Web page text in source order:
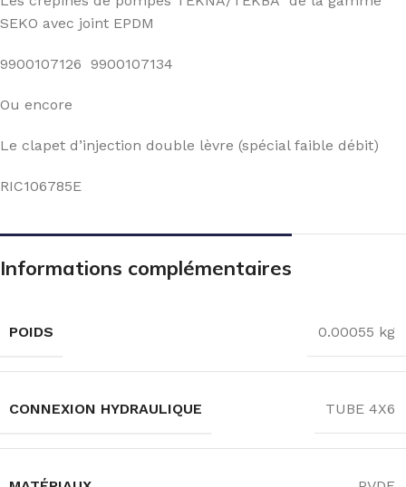
SEKO avec joint EPDM
9900107126 9900107134
Ou encore
Le clapet d’injection double lèvre (spécial faible débit)
RIC106785E
Informations complémentaires
POIDS 0.00055 kg
CONNEXION HYDRAULIQUE TUBE 4X6